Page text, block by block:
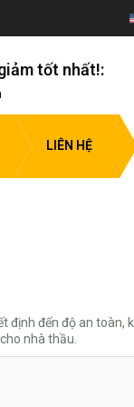
tốt nhất!:
LIÊN HỆ
định đến độ an toàn,
nhà thầu.